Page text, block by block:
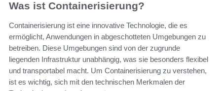
Was ist Containerisierung?
Containerisierung ist eine innovative Technologie, die es
ermöglicht, Anwendungen in abgeschotteten Umgebungen zu
betreiben. Diese Umgebungen sind von der zugrunde
liegenden Infrastruktur unabhängig, was sie besonders flexibel
und transportabel macht. Um Containerisierung zu verstehen,
ist es wichtig, sich mit den technischen Merkmalen der